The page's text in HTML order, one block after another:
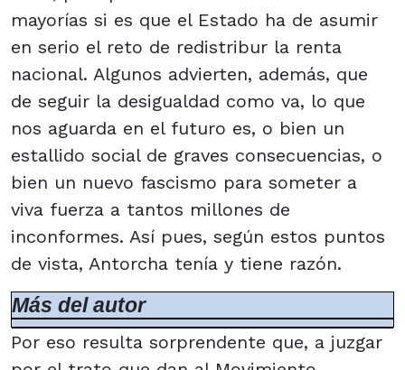
mayorías si es que el Estado ha de asumir
en serio el reto de redistribur la renta
nacional. Algunos advierten, además, que
de seguir la desigualdad como va, lo que
nos aguarda en el futuro es, o bien un
estallido social de graves consecuencias, o
bien un nuevo fascismo para someter a
viva fuerza a tantos millones de
inconformes. Así pues, según estos puntos
de vista, Antorcha tenía y tiene razón.
Más del autor
Por eso resulta sorprendente que, a juzgar